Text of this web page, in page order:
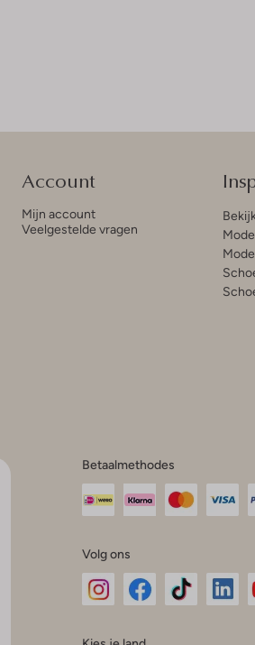
Account
Mijn account
Veelgestelde vragen
Betaalmethodes
Volg ons